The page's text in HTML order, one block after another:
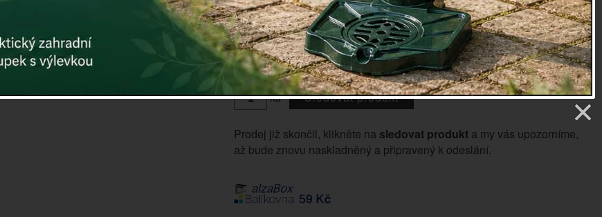
Cena: 89 Kč
Vyprodáno
ks Sledovat produkt
Prodej již skončil, klikněte na sledovat produkt a my vás upozorníme,
až bude znovu naskladněný a připravený k odeslání.